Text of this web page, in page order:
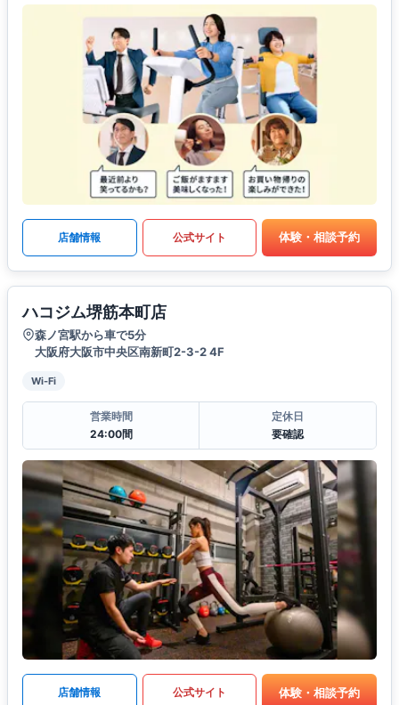
店舗情報 公式サイト 体験・相談予約
ハコジム堺筋本町店
森ノ宮駅から車で5分
大阪府大阪市中央区南新町2-3-2 4F
Wi-Fi
営業時間
24:00間
定休日
要確認
店舗情報 公式サイト 体験・相談予約